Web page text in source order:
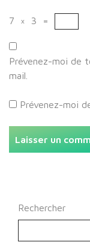
7 × 3 =
Prévenez-moi de
mail.
Prévenez-moi
Rechercher